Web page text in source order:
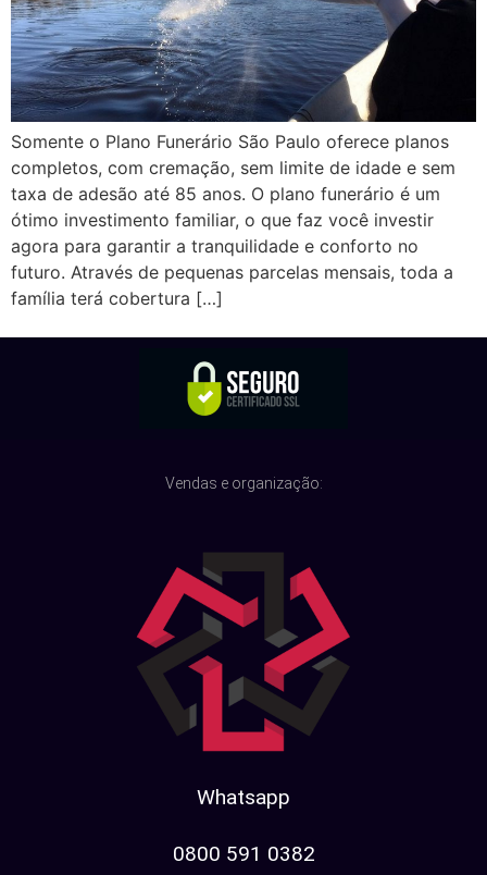
Somente o Plano Funerário São Paulo oferece planos
completos, com cremação, sem limite de idade e sem
taxa de adesão até 85 anos. O plano funerário é um
ótimo investimento familiar, o que faz você investir
agora para garantir a tranquilidade e conforto no
futuro. Através de pequenas parcelas mensais, toda a
família terá cobertura […]
Vendas e organização:
Whatsapp
0800 591 0382​